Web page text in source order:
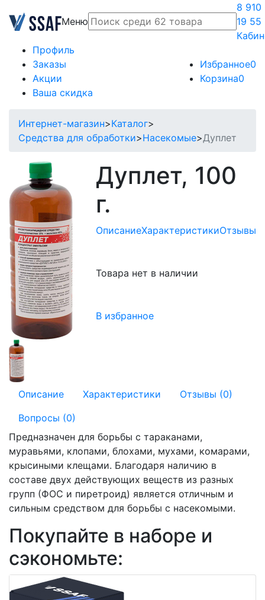
Меню
8 910
19 55
Профиль
Заказы
Акции
Ваша скидка
Избранное0
Корзина0
Интернет-магазин>Каталог>
Средства для обработки>Насекомые>Дуплет
Дуплет, 100
г.
ОписаниеХарактеристикиОтзывы
Товара нет в наличии
В избранное
Описание Характеристики
Отзывы (0)
Вопросы (0)
Предназначен для борьбы с тараканами,
муравьями, клопами, блохами, мухами, комарами,
крысиными клещами. Благодаря наличию в
составе двух действующих веществ из разных
групп (ФОС и пиретроид) является отличным и
сильным средством для борьбы с насекомыми.
Покупайте в наборе и
сэкономьте: